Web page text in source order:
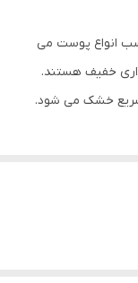
انواع پوست می
خفیف هستند.
خشک می شود.